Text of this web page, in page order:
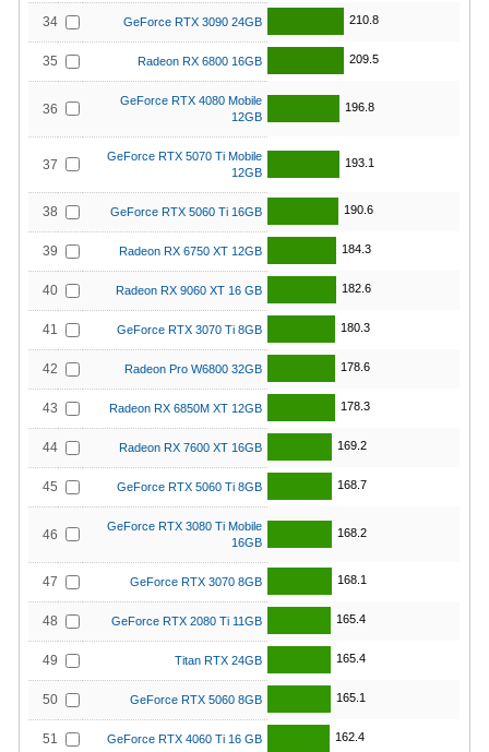
34 GeForce RTX 3090 24GB 210.8
35 Radeon RX 6800 16GB 209.5
36
GeForce RTX 4080 Mobile
12GB
196.8
37
GeForce RTX 5070 Ti Mobile
12GB
193.1
38 GeForce RTX 5060 Ti 16GB 190.6
39 Radeon RX 6750 XT 12GB 184.3
40 Radeon RX 9060 XT 16 GB 182.6
41 GeForce RTX 3070 Ti 8GB 180.3
42 Radeon Pro W6800 32GB 178.6
43 Radeon RX 6850M XT 12GB 178.3
44 Radeon RX 7600 XT 16GB 169.2
45 GeForce RTX 5060 Ti 8GB 168.7
46
GeForce RTX 3080 Ti Mobile
16GB
168.2
47 GeForce RTX 3070 8GB 168.1
48 GeForce RTX 2080 Ti 11GB 165.4
49 Titan RTX 24GB 165.4
50 GeForce RTX 5060 8GB 165.1
51 GeForce RTX 4060 Ti 16 GB 162.4